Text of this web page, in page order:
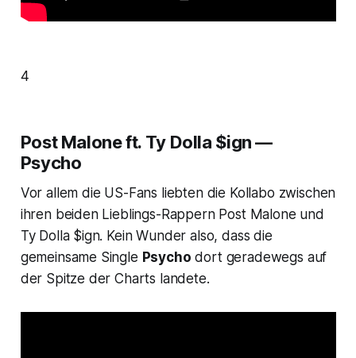
4
Post Malone ft. Ty Dolla $ign —
Psycho
Vor allem die US-Fans liebten die Kollabo zwischen
ihren beiden Lieblings-Rappern Post Malone und
Ty Dolla $ign. Kein Wunder also, dass die
gemeinsame Single Psycho dort geradewegs auf
der Spitze der Charts landete.